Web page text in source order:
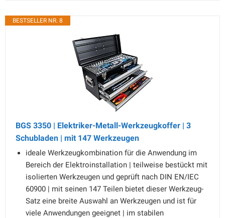
BESTSELLER NR. 8
BGS 3350 | Elektriker-Metall-Werkzeugkoffer | 3
Schubladen | mit 147 Werkzeugen
ideale Werkzeugkombination für die Anwendung im
Bereich der Elektroinstallation | teilweise bestückt mit
isolierten Werkzeugen und geprüft nach DIN EN/IEC
60900 | mit seinen 147 Teilen bietet dieser Werkzeug-
Satz eine breite Auswahl an Werkzeugen und ist für
viele Anwendungen geeignet | im stabilen